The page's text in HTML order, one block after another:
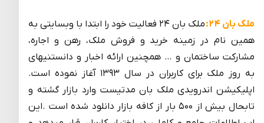
ملک بان ۲۴:
ملک بان ۲۴ فعالیت خود را ابتدا با وبسایتی به
همین نام در زمینه خرید و فروش ملک، رهن و اجاره،
مشارکت ساختمان و … همچنین ارائه اخبار و دانستنیهای
به روز ملک برای کاربران در سال ۱۳۹۳ آغاز نموده است.
اپلیکیشن اندرویدی ملک بان مدتیست وارد بازار گشته و
تابحال بیش از ۵۰۰ بار از کافه بازار دانلود شده است .این